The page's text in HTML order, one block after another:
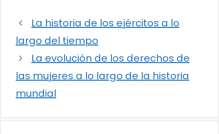
La historia de los ejércitos a lo
largo del tiempo
La evolución de los derechos de
las mujeres a lo largo de la historia
mundial